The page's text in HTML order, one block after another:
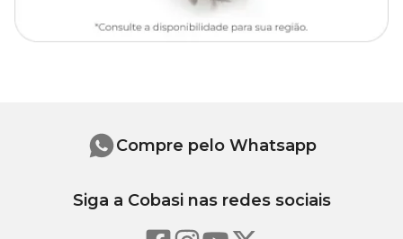
Compre pelo Whatsapp
Siga a Cobasi nas redes sociais